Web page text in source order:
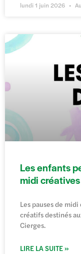
lundi 1 juin 2026
Les enfants
midi créatives
Les pauses de
créatifs destinés
Cierges.
LIRE LA SUITE »